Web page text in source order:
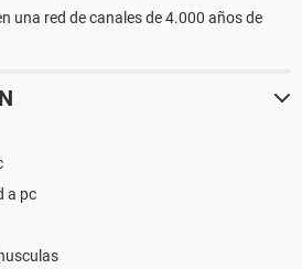
una red de canales de 4.000 años de
a pc